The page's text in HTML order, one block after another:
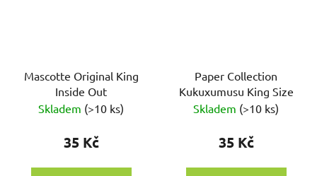
Mascotte Original King
Inside Out
Skladem (>10 ks)
35 Kč
Paper Collection
Kukuxumusu King Size
Skladem (>10 ks)
35 Kč